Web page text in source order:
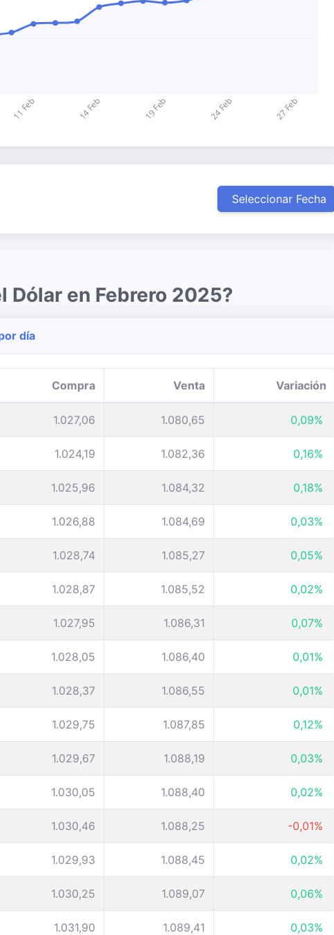
Seleccionar Fecha
Dólar en Febrero 2025?
día
Compra Venta Variación
1.027,06 1.080,65 0,09%
1.024,19 1.082,36 0,16%
1.025,96 1.084,32 0,18%
1.026,88 1.084,69 0,03%
1.028,74 1.085,27 0,05%
1.028,87 1.085,52 0,02%
1.027,95 1.086,31 0,07%
1.028,05 1.086,40 0,01%
1.028,37 1.086,55 0,01%
1.029,75 1.087,85 0,12%
1.029,67 1.088,19 0,03%
1.030,05 1.088,40 0,02%
1.030,46 1.088,25 -0,01%
1.029,93 1.088,45 0,02%
1.030,25 1.089,07 0,06%
1.031,90 1.089,41 0,03%